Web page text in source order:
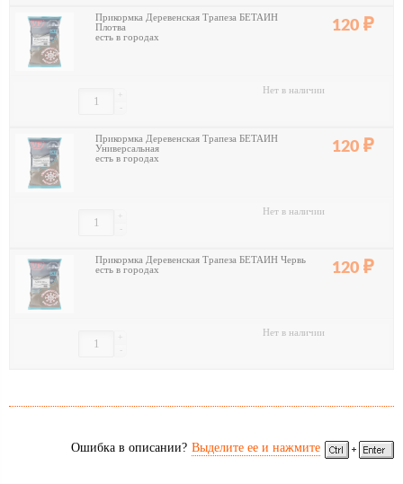
Прикормка Деревенская Трапеза БЕТАИН
Плотва
есть в городах
120
-
+ Нет в наличии
Прикормка Деревенская Трапеза БЕТАИН
Универсальная
есть в городах
120
-
+ Нет в наличии
Прикормка Деревенская Трапеза БЕТАИН Червь
есть в городах
120
-
+ Нет в наличии
Ошибка в описании? Выделите ее и нажмите